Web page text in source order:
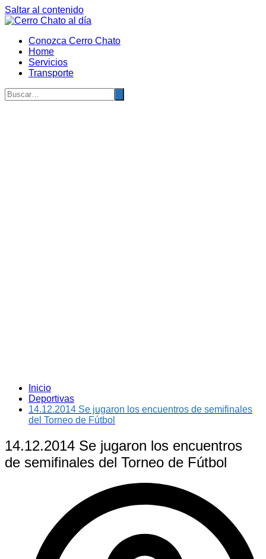
Saltar al contenido
Conozca Cerro Chato
Home
Servicios
Transporte
Inicio
Deportivas
14.12.2014 Se jugaron los encuentros de semifinales
del Torneo de Fútbol
14.12.2014 Se jugaron los encuentros
de semifinales del Torneo de Fútbol